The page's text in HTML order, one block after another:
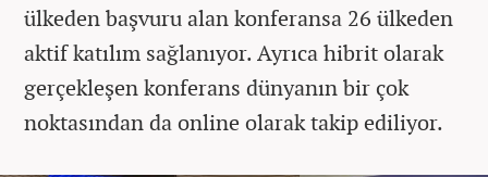
ülkeden başvuru alan konferansa 26 ülkeden
aktif katılım sağlanıyor. Ayrıca hibrit olarak
gerçekleşen konferans dünyanın bir çok
noktasından da online olarak takip ediliyor.